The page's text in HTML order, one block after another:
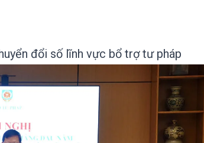
đổi số lĩnh vực bổ trợ tư pháp